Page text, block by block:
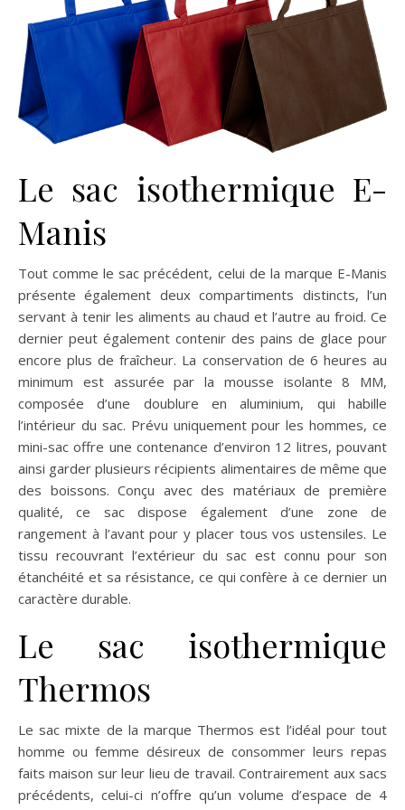
Le sac isothermique E-
Manis
Tout comme le sac précédent, celui de la marque E-Manis
présente également deux compartiments distincts, l’un
servant à tenir les aliments au chaud et l’autre au froid. Ce
dernier peut également contenir des pains de glace pour
encore plus de fraîcheur. La conservation de 6 heures au
minimum est assurée par la mousse isolante 8 MM,
composée d’une doublure en aluminium, qui habille
l’intérieur du sac. Prévu uniquement pour les hommes, ce
mini-sac offre une contenance d’environ 12 litres, pouvant
ainsi garder plusieurs récipients alimentaires de même que
des boissons. Conçu avec des matériaux de première
qualité, ce sac dispose également d’une zone de
rangement à l’avant pour y placer tous vos ustensiles. Le
tissu recouvrant l’extérieur du sac est connu pour son
étanchéité et sa résistance, ce qui confère à ce dernier un
caractère durable.
Le sac isothermique
Thermos
Le sac mixte de la marque Thermos est l’idéal pour tout
homme ou femme désireux de consommer leurs repas
faits maison sur leur lieu de travail. Contrairement aux sacs
précédents, celui-ci n’offre qu’un volume d’espace de 4